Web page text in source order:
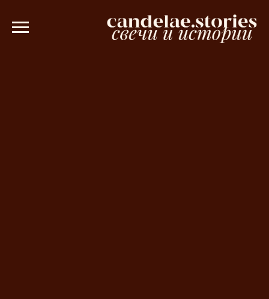
рублей 💫 Ароматическое саше в